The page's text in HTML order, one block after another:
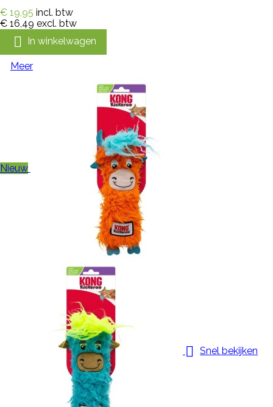
€ 19,95 incl. btw
€ 16,49 excl. btw
 In winkelwagen
Meer
Nieuw
 Snel bekijken